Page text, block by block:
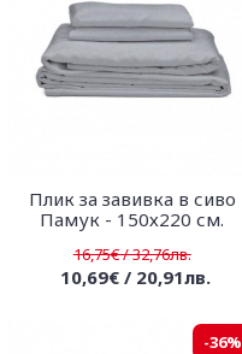
Плик за завивка в сиво
Памук - 150х220 см.
16,75€ / 32,76лв.
10,69€ / 20,91лв.
-36%